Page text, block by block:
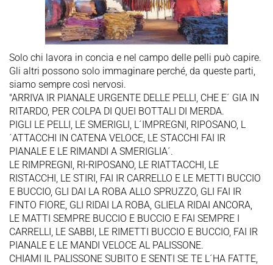
Solo chi lavora in concia e nel campo delle pelli può capire.
Gli altri possono solo immaginare perché, da queste parti,
siamo sempre così nervosi.
"ARRIVA IR PIANALE URGENTE DELLE PELLI, CHE E´ GIA IN
RITARDO, PER COLPA DI QUEI BOTTALI DI MERDA.
PIGLI LE PELLI, LE SMERIGLI, L´IMPREGNI, RIPOSANO, L
´ATTACCHI IN CATENA VELOCE, LE STACCHI FAI IR
PIANALE E LE RIMANDI A SMERIGLIA´.
LE RIMPREGNI, RI-RIPOSANO, LE RIATTACCHI, LE
RISTACCHI, LE STIRI, FAI IR CARRELLO E LE METTI BUCCIO
E BUCCIO, GLI DAI LA ROBA ALLO SPRUZZO, GLI FAI IR
FINTO FIORE, GLI RIDAI LA ROBA, GLIELA RIDAI ANCORA,
LE MATTI SEMPRE BUCCIO E BUCCIO E FAI SEMPRE I
CARRELLI, LE SABBI, LE RIMETTI BUCCIO E BUCCIO, FAI IR
PIANALE E LE MANDI VELOCE AL PALISSONE.
CHIAMI IL PALISSONE SUBITO E SENTI SE TE L´HA FATTE,